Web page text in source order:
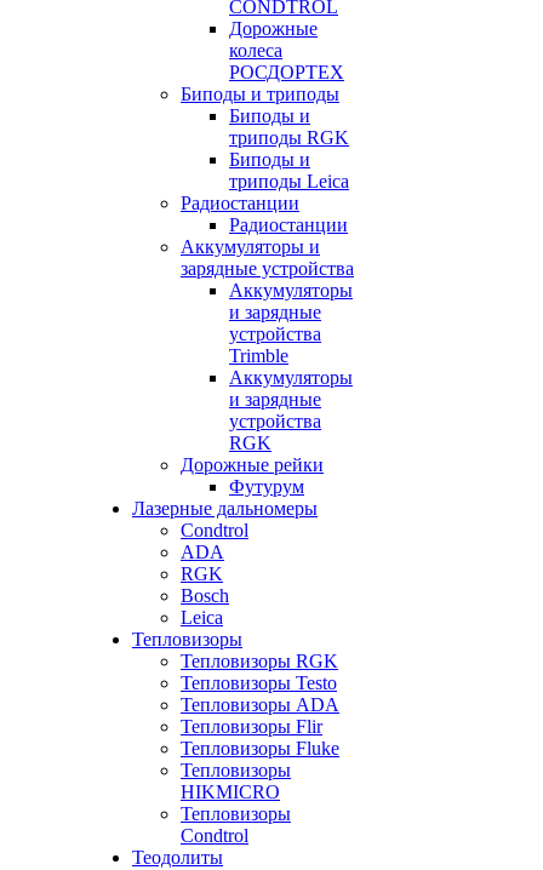
CONDTROL
Дорожные
колеса
РОСДОРТЕХ
Биподы и триподы
Биподы и
триподы RGK
Биподы и
триподы Leica
Радиостанции
Радиостанции
Аккумуляторы и
зарядные устройства
Аккумуляторы
и зарядные
устройства
Trimble
Аккумуляторы
и зарядные
устройства
RGK
Дорожные рейки
Футурум
Лазерные дальномеры
Condtrol
ADA
RGK
Bosch
Leica
Тепловизоры
Тепловизоры RGK
Тепловизоры Testo
Тепловизоры ADA
Тепловизоры Flir
Тепловизоры Fluke
Тепловизоры
HIKMICRO
Тепловизоры
Condtrol
Теодолиты